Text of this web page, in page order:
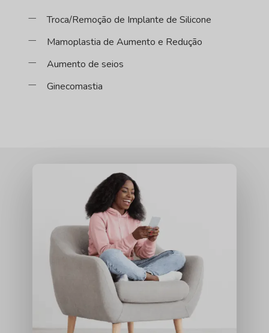
Troca/Remoção de Implante de Silicone
Mamoplastia de Aumento e Redução
Aumento de seios
Ginecomastia